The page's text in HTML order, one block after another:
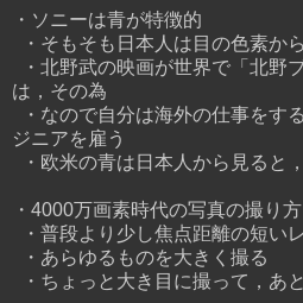
・ソニーは青が特徴的
・そもそも日本人は目の色素か
・北野武の映画が世界で「北野
は，その為
・なので自分は海外の仕事をす
ジニアを雇う
・欧米の青は日本人から見ると
・4000万画素時代の写真の撮り方
・普段より少し焦点距離の短い
・あらゆるものを大きく撮る
・ちょっと大き目に撮って，あ